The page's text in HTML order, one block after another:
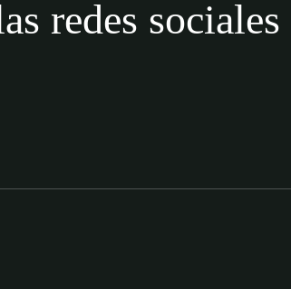
redes